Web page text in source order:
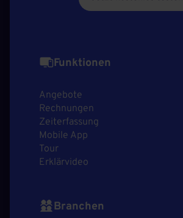
Funktionen
Angebote
Rechnungen
Zeiterfassung
Mobile App
Tour
Erklärvideo
Branchen